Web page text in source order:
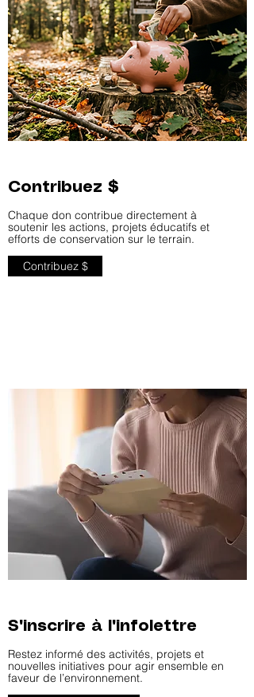
Contribuez $
Chaque don contribue directement à
soutenir les actions, projets éducatifs et
efforts de conservation sur le terrain.
Contribuez $
S'inscrire à l'infolettre
Restez informé des activités, projets et
nouvelles initiatives pour agir ensemble en
faveur de l’environnement.